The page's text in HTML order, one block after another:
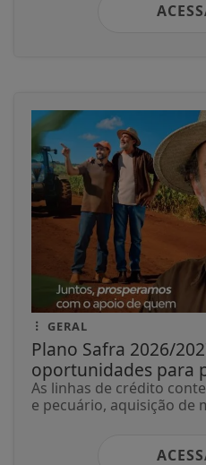
GERAL
Plano Safra 2026/
oportunidades para
As linhas de crédito
e pecuário, aquisição de